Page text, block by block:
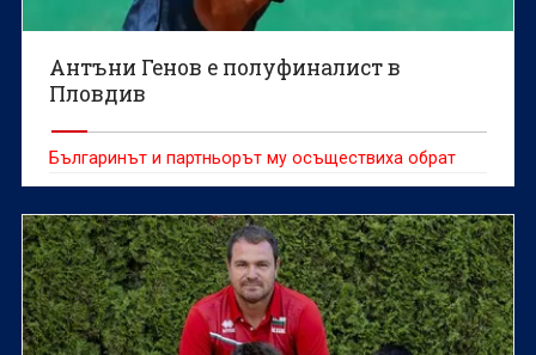
Антъни Генов е полуфиналист в
Пловдив
Българинът и партньорът му осъществиха обрат